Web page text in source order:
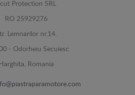
Protection SRL
RO 25929276
Lemnarilor nr.14.
- Odorheiu Secuiesc
Harghita, Romania